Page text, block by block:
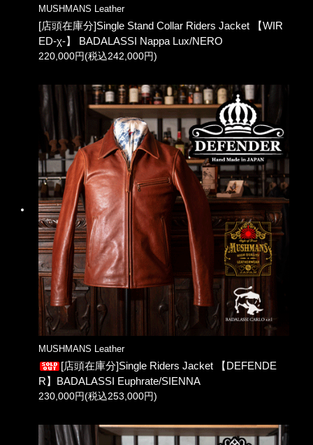
MUSHMANS Leather
[店頭在庫分]Single Stand Collar Riders Jacket 【WIR
ED-χ-】 BADALASSI Nappa Lux/NERO
220,000円(税込242,000円)
MUSHMANS Leather
[店頭在庫分]Single Riders Jacket 【DEFENDE
R】BADALASSI Euphrate/SIENNA
230,000円(税込253,000円)